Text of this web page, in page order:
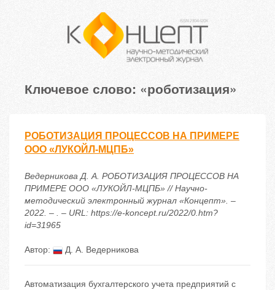
Ключевое слово: «роботизация»
РОБОТИЗАЦИЯ ПРОЦЕССОВ НА ПРИМЕРЕ
ООО «ЛУКОЙЛ-МЦПБ»
Ведерникова Д. А. РОБОТИЗАЦИЯ ПРОЦЕССОВ НА
ПРИМЕРЕ ООО «ЛУКОЙЛ-МЦПБ» // Научно-
методический электронный журнал «Концепт». –
2022. – . – URL: https://e-koncept.ru/2022/0.htm?
id=31965
Автор: Д. А. Ведерникова
Автоматизация бухгалтерского учета предприятий с